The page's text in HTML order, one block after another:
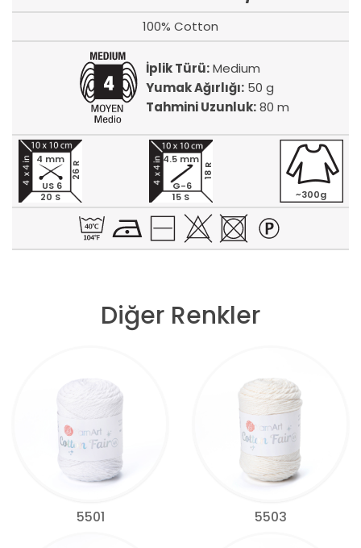
100% Cotton
İplik Türü:Medium
Yumak Ağırlığı: 50 g
Tahmini Uzunluk:80 m
20 S
26 R
4 mm
US 6
15 S
18 R
4.5 mm
G-6
~300g
Diğer Renkler
5501 5503